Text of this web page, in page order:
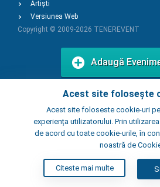
Acest site folosește
Acest site foloseste cookie-uri
experiența utilizatorului. Prin
de acord cu toate cookie-urile, în
noastră de
Citeste mai multe
Artiști
Versiunea Web
Copyright © 2009-2026 TENEREVENT
Adaugă
Adaugă Local